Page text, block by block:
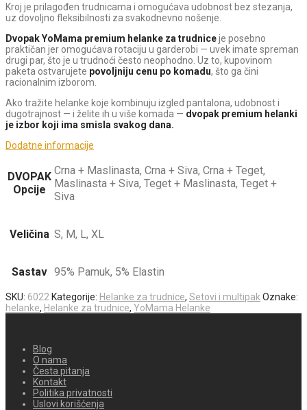
Kroj je prilagođen trudnicama i omogućava udobnost bez stezanja,
uz dovoljno fleksibilnosti za svakodnevno nošenje.
Dvopak YoMama premium helanke za trudniceje posebno
praktičan jer omogućava rotaciju u garderobi — uvek imate spreman
drugi par, što je u trudnoći često neophodno. Uz to, kupovinom
paketa ostvarujete povoljniju cenu po komadu, što ga čini
racionalnim izborom.
Ako tražite helanke koje kombinuju izgled pantalona, udobnost i
dugotrajnost — i želite ih u više komada — dvopak premium helanki
je izbor koji ima smisla svakog dana.
Dodatne informacije
DVOPAK
Opcije
Crna + Maslinasta, Crna + Siva, Crna + Teget,
Maslinasta + Siva, Teget + Maslinasta, Teget +
Siva
Veličina S, M, L, XL
Sastav 95% Pamuk, 5% Elastin
SKU: 6022 Kategorije: Helanke za trudnice, Setovi i multipak Oznake:
helanke, Helanke za trudnice, YoMama Helanke
Blog
O nama
Česta pitanja
Kontakt
Politika privatnosti
Uslovi korišćenja